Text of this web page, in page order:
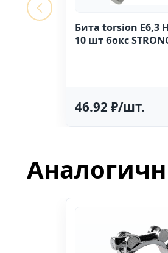
Бита torsion E6,3
10 шт бокс
46.92 ₽/шт.